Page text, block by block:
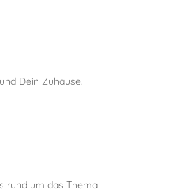
Dein Zuhause.
rund um das Thema